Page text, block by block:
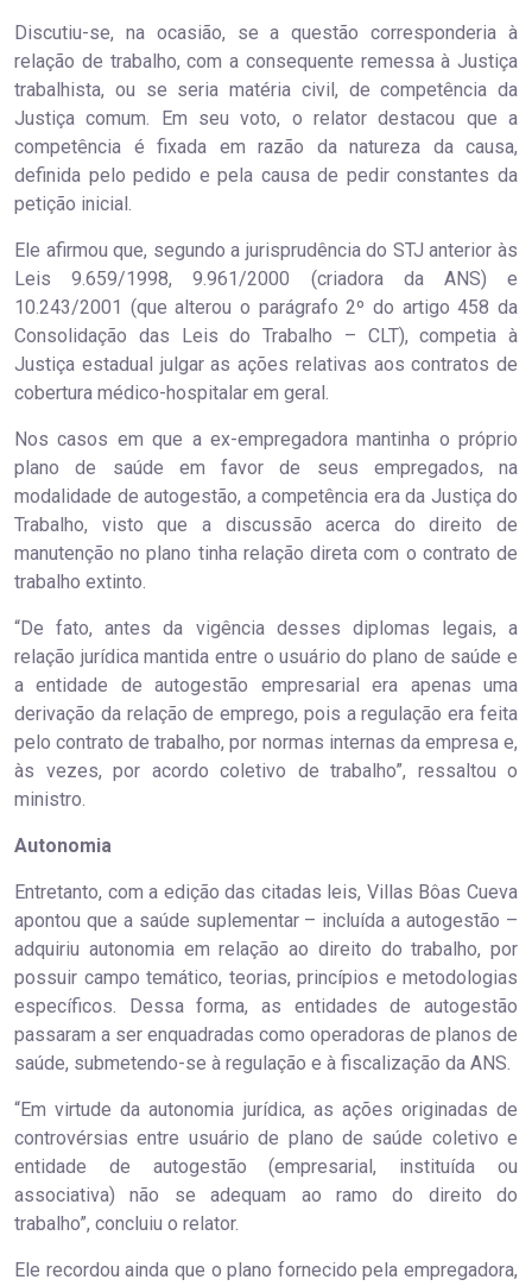
Discutiu-se, na ocasião, se a questão corresponderia à
relação de trabalho, com a consequente remessa à Justiça
trabalhista, ou se seria matéria civil, de competência da
Justiça comum. Em seu voto, o relator destacou que a
competência é fixada em razão da natureza da causa,
definida pelo pedido e pela causa de pedir constantes da
petição inicial.
Ele afirmou que, segundo a jurisprudência do STJ anterior às
Leis 9.659/1998, 9.961/2000 (criadora da ANS) e
10.243/2001 (que alterou o parágrafo 2º do artigo 458 da
Consolidação das Leis do Trabalho – CLT), competia à
Justiça estadual julgar as ações relativas aos contratos de
cobertura médico-hospitalar em geral.
Nos casos em que a ex-empregadora mantinha o próprio
plano de saúde em favor de seus empregados, na
modalidade de autogestão, a competência era da Justiça do
Trabalho, visto que a discussão acerca do direito de
manutenção no plano tinha relação direta com o contrato de
trabalho extinto.
“De fato, antes da vigência desses diplomas legais, a
relação jurídica mantida entre o usuário do plano de saúde e
a entidade de autogestão empresarial era apenas uma
derivação da relação de emprego, pois a regulação era feita
pelo contrato de trabalho, por normas internas da empresa e,
às vezes, por acordo coletivo de trabalho”, ressaltou o
ministro.
A​​utonomia
Entretanto, com a edição das citadas leis, Villas Bôas Cueva
apontou que a saúde suplementar – incluída a autogestão –
adquiriu autonomia em relação ao direito do trabalho, por
possuir campo temático, teorias, princípios e metodologias
específicos. Dessa forma, as entidades de autogestão
passaram a ser enquadradas como operadoras de planos de
saúde, submetendo-se à regulação e à fiscalização da ANS.
“Em virtude da autonomia jurídica, as ações originadas de
controvérsias entre usuário de plano de saúde coletivo e
entidade de autogestão (empresarial, instituída ou
associativa) não se adequam ao ramo do direito do
trabalho”, concluiu o relator.
Ele recordou ainda que o plano fornecido pela empregadora,